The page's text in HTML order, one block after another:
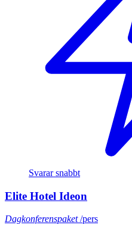
Svarar snabbt
Elite Hotel Ideon
Dagkonferenspaket/pers